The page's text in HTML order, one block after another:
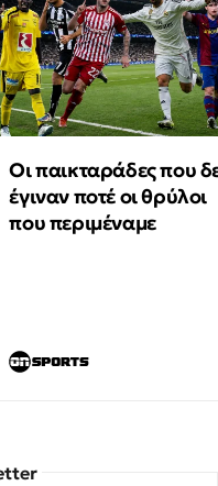
Οι παικταράδες που
έγιναν ποτέ οι θρύλοι
που περιμέναμε